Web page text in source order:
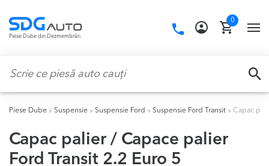
navigation
content
Piese Dube din Dezmembrări
Call
0
Piese Dube » Suspensie » Suspensie Ford » Suspensie Ford Transit » Capac
Capac palier / Capace palier
Ford Transit 2.2 Euro 5